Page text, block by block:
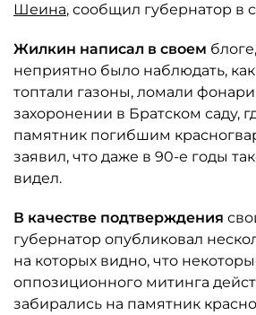
Шеина, сообщил губернатор в
Жилкин написал в своем
неприятно было наблюдать,
топтали газоны, ломали фонари
захоронении в Братском саду,
памятник погибшим
заявил, что даже в 90-е годы
видел.
В качестве подтверждения
губернатор опубликовал
на которых видно, что
оппозиционного митинга
забирались на памятник